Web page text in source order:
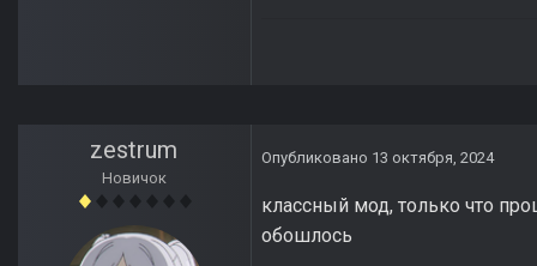
zestrum
Новичок
Опубликовано 13 октября, 2024
классный мод, только что
обошлось